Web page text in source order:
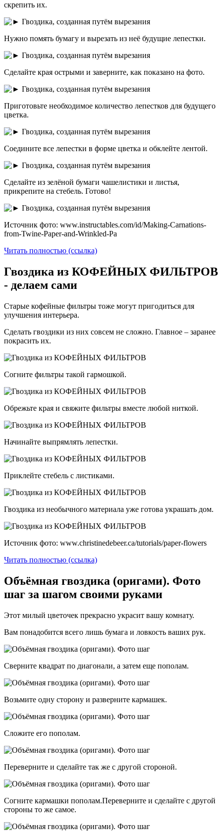
скрепить их.
Нужно помять бумагу и вырезать из неё будущие лепестки.
Сделайте края острыми и заверните, как показано на фото.
Приготовьте необходимое количество лепестков для будущего
цветка.
Соедините все лепестки в форме цветка и обклейте лентой.
Сделайте из зелёной бумаги чашелистики и листья,
прикрепите на стебель. Готово!
Источник фото: www.instructables.com/id/Making-Carnations-
from-Twine-Paper-and-Wrinkled-Pa
Читать полностью (ссылка)
Гвоздика из КОФЕЙНЫХ ФИЛЬТРОВ
- делаем сами
Старые кофейные фильтры тоже могут пригодиться для
улучшения интерьера.
Сделать гвоздики из них совсем не сложно. Главное – заранее
покрасить их.
Согните фильтры такой гармошкой.
Обрежьте края и свяжите фильтры вместе любой ниткой.
Начинайте выпрямлять лепестки.
Приклейте стебель с листиками.
Гвоздика из необычного материала уже готова украшать дом.
Источник фото: www.christinedebeer.ca/tutorials/paper-flowers
Читать полностью (ссылка)
Объёмная гвоздика (оригами). Фото
шаг за шагом своими руками
Этот милый цветочек прекрасно украсит вашу комнату.
Вам понадобится всего лишь бумага и ловкость ваших рук.
Сверните квадрат по диагонали, а затем еще пополам.
Возьмите одну сторону и разверните кармашек.
Сложите его пополам.
Переверните и сделайте так же с другой стороной.
Согните кармашки пополам.Переверните и сделайте с другой
стороны то же самое.